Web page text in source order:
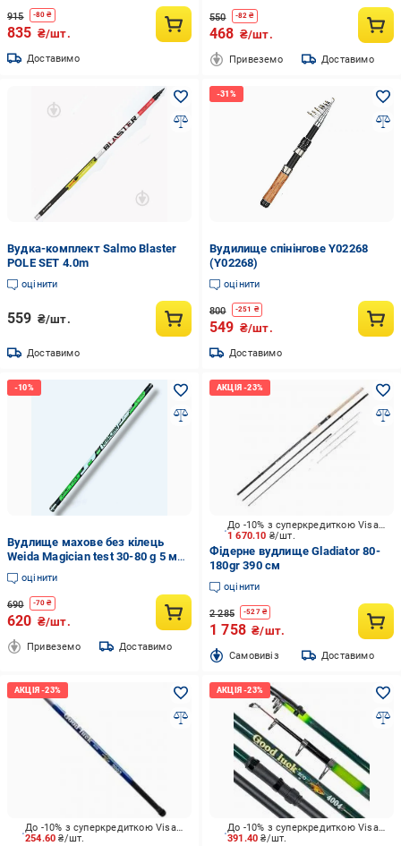
915 -80 ₴
835 ₴/шт.
Доставимо
550 -82 ₴
468 ₴/шт.
Привеземо Доставимо
Вудка-комплект Salmo Blaster
POLE SET 4.0m
оцінити
559 ₴/шт.
Доставимо
Вудилище спінінгове Y02268
(Y02268)
оцінити
800 -251 ₴
549 ₴/шт.
Доставимо
Вудлище махове без кілець
Weida Magician test 30-80 g 5 м
(3001340502)
оцінити
690 -70 ₴
620 ₴/шт.
Привеземо Доставимо
1 670.10 ₴/шт.
До -10% з суперкредиткою Visa Вигода
Фідерне вудлище Gladiator 80-
180gr 390 см
оцінити
2 285 -527₴
1 758 ₴/шт.
Cамовивіз Доставимо
254.60₴/шт.
До -10% з суперкредиткою Visa Вигода
391.40₴/шт.
До -10% з суперкредиткою Visa Вигода